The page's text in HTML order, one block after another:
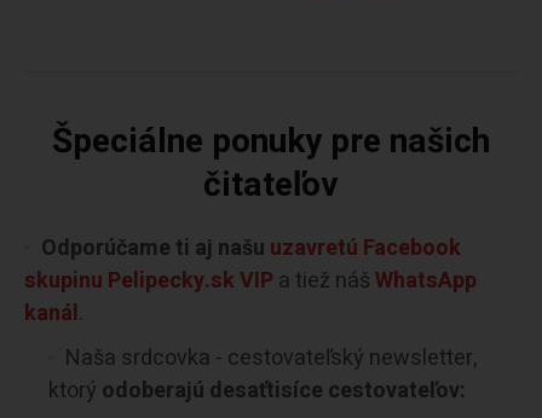
Špeciálne ponuky pre našich
čitateľov
Odporúčame ti aj našu uzavretú Facebook
skupinu Pelipecky.sk VIP a tiež nášWhatsApp
kanál.
Naša srdcovka - cestovateľský newsletter,
ktorý odoberajú desaťtisíce cestovateľov: